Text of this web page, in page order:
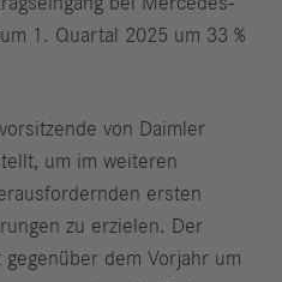
1. Quartal 2025 um 33 %
von Daimler
um im weiteren
ersten
zu erzielen. Der
dem Vorjahr um